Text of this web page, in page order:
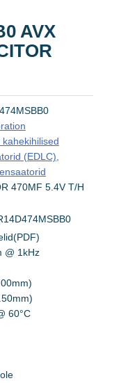
AVX
kahekihilised
(EDLC),
470MF 5.4V T/H
@ 1kHz
60°C